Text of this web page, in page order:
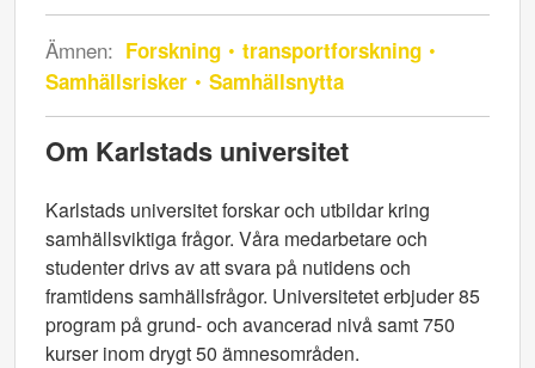
Ämnen: Forskning
transportforskning
Samhällsrisker
Samhällsnytta
Om Karlstads universitet
Karlstads universitet forskar och utbildar kring
samhällsviktiga frågor. Våra medarbetare och
studenter drivs av att svara på nutidens och
framtidens samhällsfrågor. Universitetet erbjuder 85
program på grund- och avancerad nivå samt 750
kurser inom drygt 50 ämnesområden.